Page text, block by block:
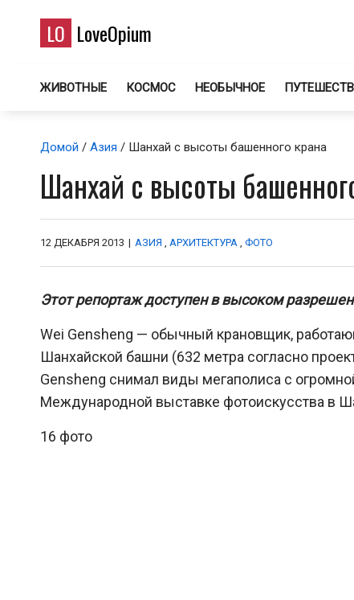
LO LoveOpium
ЖИВОТНЫЕ КОСМОС НЕОБЫЧНОЕ
Домой / Азия / Шанхай с высоты башенного крана
Шанхай с высоты
12 ДЕКАБРЯ 2013 | АЗИЯ , АРХИТЕКТУРА , ФОТО
Этот репортаж доступен в высоком
Wei Gensheng — обычный крановщик,
Шанхайской башни (632 метра согласно
Gensheng снимал виды мегаполиса с
Международной выставке фотоискусства в
16 фото